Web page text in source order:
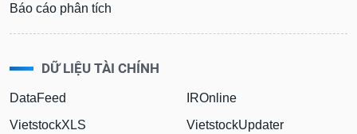
Báo cáo phân tích
DỮ LIỆU TÀI CHÍNH
DataFeed
VietstockXLS
IROnline
VietstockUpdater